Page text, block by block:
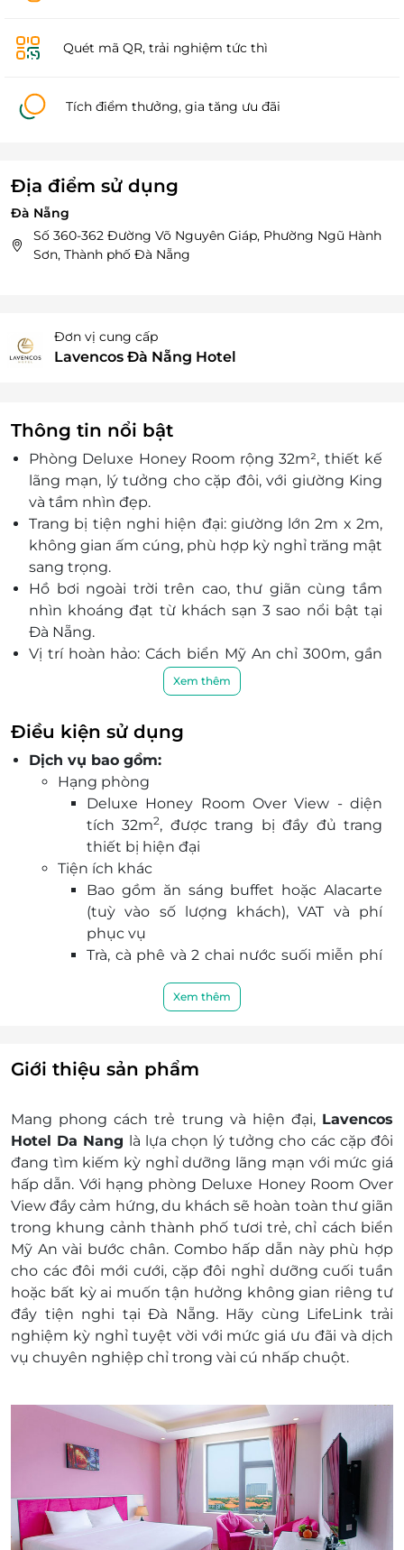
Quét mã QR, trải nghiệm tức thì
Tích điểm thưởng, gia tăng ưu đãi
Địa điểm sử dụng
Đà Nẵng
Số 360-362 Đường Võ Nguyên Giáp, Phường Ngũ Hành
Sơn, Thành phố Đà Nẵng
Đơn vị cung cấp
Lavencos Đà Nẵng Hotel
Thông tin nổi bật
Phòng Deluxe Honey Room rộng 32m², thiết kế
lãng mạn, lý tưởng cho cặp đôi, với giường King
và tầm nhìn đẹp.
Trang bị tiện nghi hiện đại: giường lớn 2m x 2m,
không gian ấm cúng, phù hợp kỳ nghỉ trăng mật
sang trọng.
Hồ bơi ngoài trời trên cao, thư giãn cùng tầm
nhìn khoáng đạt từ khách sạn 3 sao nổi bật tại
Đà Nẵng.
Vị trí hoàn hảo: Cách biển Mỹ An chỉ 300m, gần
các điểm tham quan nổi tiếng như Cầu Rồng,
công viên Biển Đông.
Tiện nghi cao cấp: Spa trọn liệu trình, xông hơi
khô – ướt, phòng tập gym hiện đại cùng buffet
sáng miễn phí.
Nhà hàng riêng phục vụ món ngon, lễ tân 24/24,
hỗ trợ đưa đón sân bay và nhu cầu cá nhân của
du khách.
Lựa chọn tuyệt vời cho kỳ nghỉ thành phố kết
hợp nghỉ dưỡng tiện nghi, hiện đại, vị trí dễ di
chuyển.
Đặt phòng dễ dàng trên LifeLink – giữ chỗ
nhanh, giá ưu đãi, chỉ vài bước để khởi hành
chuyến nghỉ dưỡng mơ ước.
Xem thêm
Điều kiện sử dụng
Dịch vụ bao gồm:
Hạng phòng
Deluxe Honey Room Over View - diện
tích 32m2, được trang bị đầy đủ trang
thiết bị hiện đại
Tiện ích khác
Bao gồm ăn sáng buffet hoặc Alacarte
(tuỳ vào số lượng khách), VAT và phí
phục vụ
Trà, cà phê và 2 chai nước suối miễn phí
Sử dụng miễn phí phòng gym, phòng
truyền hình đa dạng
Thời gian nhận trả phòng:
Giờ trả phòng: Trước 12h00
Check in sớm - Check out muộn: Tùy thuộc
vào tình trạng phòng và có thể sẽ phụ thu
theo quy định của khách sạn
Điều kiện đặt & nhận phòng:
Hotline đặt phòng & tư vấn (9h00-20h00):
1900 2065
Liên hệ để kiểm tra tình trạng phòng trống
trước khi mua e-Voucher/e-Coupon
Lưu ý:
Trẻ em dưới 6 tuổi được miễn phí. Trẻ em từ
6 - 11 tuổi phụ thu 100.000vnđ/đêm. Từ 12
như người lớn và bao gồm các dịch vụ đi
Phụ thu:
Phụ thu cao điểm từ 29/4 đến 5/9:
150.000vnđ/phòng/đêm
Phụ thu dịp lễ, Tết:
Tết Dương lịch (31/12): 1 đêm
Xem thêm
Giới thiệu sản phẩm
Mang phong cách trẻ trung và hiện đại, Lavencos
Hotel Da Nang là lựa chọn lý tưởng cho các cặp đôi
đang tìm kiếm kỳ nghỉ dưỡng lãng mạn với mức giá
hấp dẫn. Với hạng phòng Deluxe Honey Room Over
View đầy cảm hứng, du khách sẽ hoàn toàn thư giãn
trong khung cảnh thành phố tươi trẻ, chỉ cách biển
Mỹ An vài bước chân. Combo hấp dẫn này phù hợp
cho các đôi mới cưới, cặp đôi nghỉ dưỡng cuối tuần
hoặc bất kỳ ai muốn tận hưởng không gian riêng tư
đầy tiện nghi tại Đà Nẵng. Hãy cùng LifeLink trải
nghiệm kỳ nghỉ tuyệt vời với mức giá ưu đãi và dịch
vụ chuyên nghiệp chỉ trong vài cú nhấp chuột.